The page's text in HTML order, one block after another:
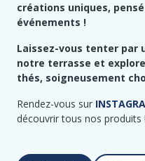
créations uniques,
événements !
Laissez-vous tenter par
notre terrasse et
thés, soigneusement
Rendez-vous sur
découvrir tous nos produits !